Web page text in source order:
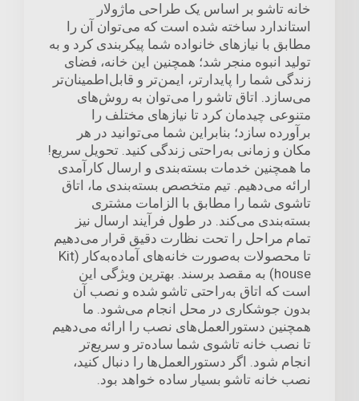
خانه تاشو بر اساس یک طراحی ماژولار
استاندارد ساخته شده است که می‌توان آن را
مطابق با نیازهای خانواده شما پیکربندی کرد و به
تولید انبوه منجر شد؛ همچنین این خانه، فضای
زندگی شما را پایدارتر، ایمن‌تر و قابل‌اطمینان‌تر
می‌سازد. اتاق تاشو را می‌توان به روش‌های
متنوعی چیدمان کرد تا نیازهای مختلف را
برآورده سازد؛ بنابراین شما می‌توانید در هر
مکان و زمانی به‌راحتی زندگی کنید. تحویل سریع!
ما همچنین خدمات بسته‌بندی و ارسال کارآمدی
ارائه می‌دهیم. تیم متخصص بسته‌بندی ما، اتاق
تاشوی شما را مطابق با الزامات مشتری
بسته‌بندی می‌کند. در طول فرآیند ارسال نیز
تمام مراحل را تحت نظارت دقیق قرار می‌دهیم
تا محصولات به‌صورت خانه‌های آماده‌به‌کار (Kit
house) به مقصد برسند. بهترین ویژگی این
است که اتاق به‌راحتی تاشو شده و نصب آن
بدون جوشکاری در محل انجام می‌شود. ما
همچنین دستورالعمل‌های نصب را ارائه می‌دهیم
تا نصب خانه تاشوی شما ساده‌تر و سریع‌تر
انجام شود. اگر دستورالعمل‌ها را دنبال کنید،
نصب خانه تاشو بسیار ساده خواهد بود.